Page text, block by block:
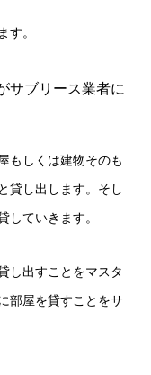
す。
サブリース業者に
もしくは建物そのも
貸し出します。そし
していきます。
し出すことをマスタ
部屋を貸すことをサ